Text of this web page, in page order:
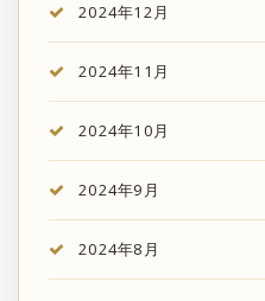
2024年12月
2024年11月
2024年10月
2024年9月
2024年8月